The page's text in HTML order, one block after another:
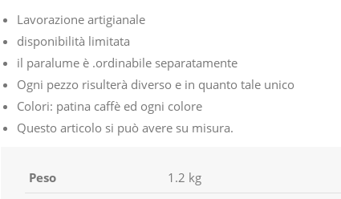
Lavorazione artigianale
disponibilità limitata
il paralume è .ordinabile separatamente
Ogni pezzo risulterà diverso e in quanto tale unico
Colori: patina caffè ed ogni colore
Questo articolo si può avere su misura.
Peso
1.2 kg